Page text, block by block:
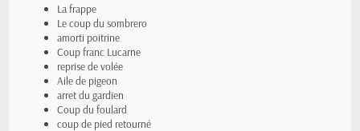
La frappe
Le coup du sombrero
amorti poitrine
Coup franc Lucarne
reprise de volée
Aile de pigeon
arret du gardien
Coup du foulard
coup de pied retourné